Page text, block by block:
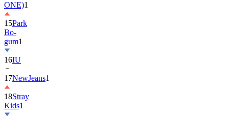
15Park
Bo-
gum1
16IU
17NewJeans
18Stray
Kids
19ASTRO